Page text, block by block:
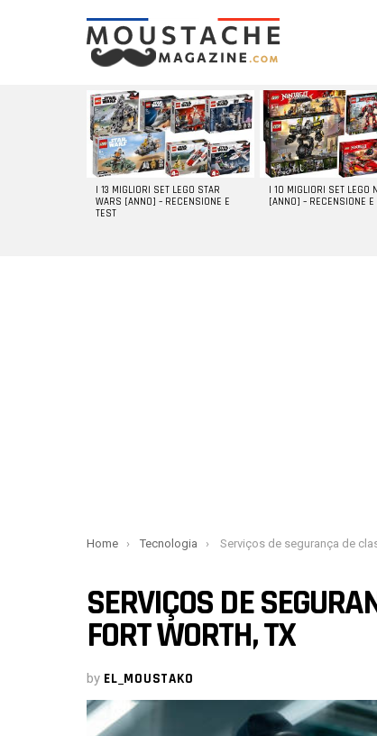
LATEST
STORIES
I 13 MIGLIORI SET LEGO STAR
WARS [ANNO] – RECENSIONE E
TEST
I 10 MIGLIORI SET LEGO
[ANNO] – RECENSIONE E
You are here:
Home Tecnologia Serviços de segurança de classe mundial
SERVIÇOS DE
FORT WORTH, TX
by EL_MOUSTAKO